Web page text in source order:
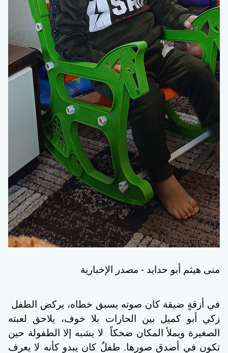
منى هيثم أبو حدايد - مصدر الإخبارية
في أزقةٍ ضيقة كان صوته يسبق خطاه، يركض الطفل
زكي أبو كميل بين الحارات بلا خوف، يلاحق لعبته
الصغيرة ويملأ المكان ضحكاً
لا يشبه إلا الطفولة حين
تكون في أصدق صورها. طفلٌ كان يبدو كأنه لا يعرف